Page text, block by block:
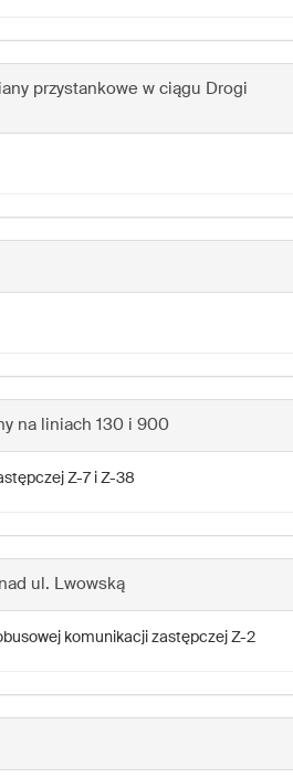
przystankowe w ciągu Drogi
na liniach 130 i 900
Z-7 i Z-38
ul. Lwowską
komunikacji zastępczej Z-2